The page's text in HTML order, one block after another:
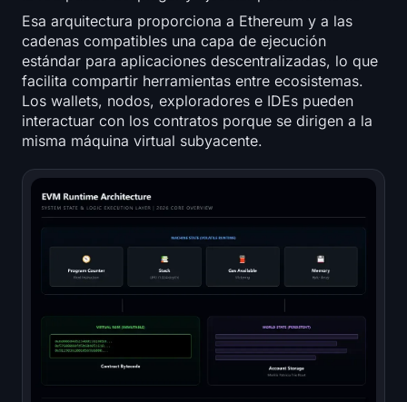
Esa arquitectura proporciona a Ethereum y a las
cadenas compatibles una capa de ejecución
estándar para aplicaciones descentralizadas, lo que
facilita compartir herramientas entre ecosistemas.
Los wallets, nodos, exploradores e IDEs pueden
interactuar con los contratos porque se dirigen a la
misma máquina virtual subyacente.